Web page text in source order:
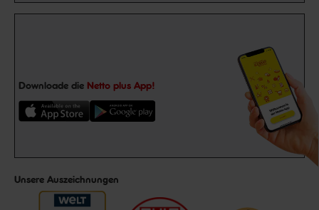
Downloade die Netto plus App!
Unsere Auszeichnungen